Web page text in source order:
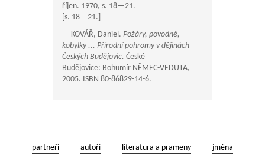
říjen. 1970, s. 18—21.
[s. 18—21.]
KOVÁŘ, Daniel. Požáry, povodně,
kobylky ... Přírodní pohromy v dějinách
Českých Budějovic. České
Budějovice: Bohumír NĚMEC-VEDUTA,
2005. ISBN 80-86829-14-6.
partneři autoři literatura a prameny jména